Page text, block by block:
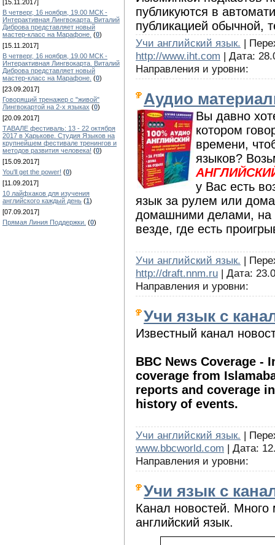
[15.11.2017]
В четверг, 16 ноября, 19.00 МСК -
Интерактивная Лингвокарта. Виталий
Диброва представляет новый
мастер-класс на Марафоне. (0)
[15.11.2017]
В четверг, 16 ноября, 19.00 МСК -
Интерактивная Лингвокарта. Виталий
Диброва представляет новый
мастер-класс на Марафоне. (0)
[23.09.2017]
Говорящий тренажер с "живой"
Лингвокартой на 2-х языках (0)
[20.09.2017]
ТАВАЛЕ фестиваль: 13 - 22 октября
2017 в Харькове. Студия Языков на
крупнейшем фестивале тренингов и
методов развития человека! (0)
[15.09.2017]
You'll get the power! (0)
[11.09.2017]
10 лайфхаков для изучения
английского каждый день (1)
[07.09.2017]
Прямая Линия Поддержки. (0)
публикуются в
публикацией обычной,
Учи английский язык. |
http://www.iht.com | Дата:
Направления и уровни:
Аудио
Вы давно
котором
времени,
языков?
у Вас есть
язык за рулем или
домашними делами, на
везде, где есть
Учи английский язык. |
http://draft.nnm.ru | Дата:
Направления и уровни:
Учи язык с
Известный канал
BBC News Coverage -
coverage from
reports and coverage
history of events.
Учи английский язык. |
www.bbcworld.com | Дата:
Направления и уровни:
Учи язык с
Канал новостей.
английский язык.